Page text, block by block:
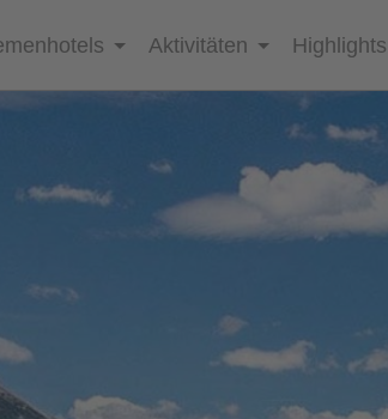
Aktivitäten Highlights